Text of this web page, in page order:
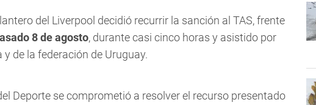
del Liverpool decidió recurrir la sanción al TAS, frente
8 de agosto, durante casi cinco horas y asistido por
de la federación de Uruguay.
Deporte se comprometió a resolver el recurso presentado